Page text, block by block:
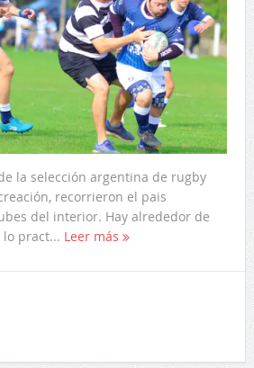
la selección argentina de rugby
recorrieron el pais
del interior. Hay alrededor de
pract... Leer más